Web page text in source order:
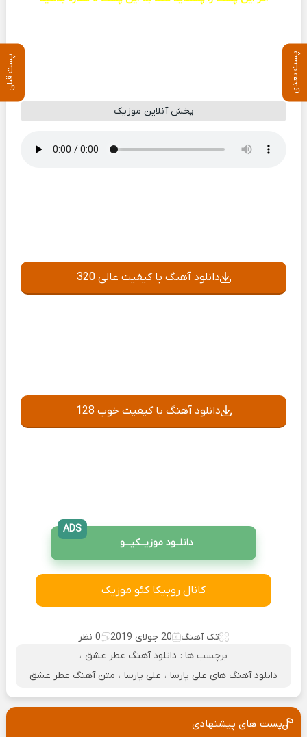
پست بعدی پست قبلی
پخش آنلاین موزیک
دانلود آهنگ با کیفیت عالی 320
دانلود آهنگ با کیفیت خوب 128
دانلــود موزیــکیـــو
ADS
کانال روبیکا کئو موزیک
تک آهنگ 20 جولای 2019
0 نظر
برچسب ها : دانلود آهنگ عطر عشق ،
دانلود آهنگ های علی پارسا ، علی پارسا ، متن آهنگ عطر عشق
پست های پیشنهادی